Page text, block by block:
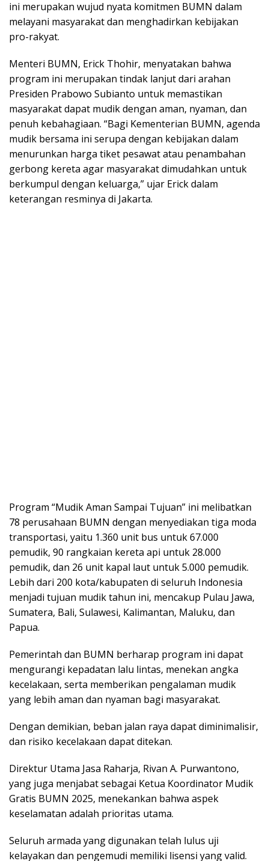
ini merupakan wujud nyata komitmen BUMN dalam
melayani masyarakat dan menghadirkan kebijakan
pro-rakyat.
Menteri BUMN, Erick Thohir, menyatakan bahwa
program ini merupakan tindak lanjut dari arahan
Presiden Prabowo Subianto untuk memastikan
masyarakat dapat mudik dengan aman, nyaman, dan
penuh kebahagiaan. “Bagi Kementerian BUMN, agenda
mudik bersama ini serupa dengan kebijakan dalam
menurunkan harga tiket pesawat atau penambahan
gerbong kereta agar masyarakat dimudahkan untuk
berkumpul dengan keluarga,” ujar Erick dalam
keterangan resminya di Jakarta.
Program “Mudik Aman Sampai Tujuan” ini melibatkan
78 perusahaan BUMN dengan menyediakan tiga moda
transportasi, yaitu 1.360 unit bus untuk 67.000
pemudik, 90 rangkaian kereta api untuk 28.000
pemudik, dan 26 unit kapal laut untuk 5.000 pemudik.
Lebih dari 200 kota/kabupaten di seluruh Indonesia
menjadi tujuan mudik tahun ini, mencakup Pulau Jawa,
Sumatera, Bali, Sulawesi, Kalimantan, Maluku, dan
Papua.
Pemerintah dan BUMN berharap program ini dapat
mengurangi kepadatan lalu lintas, menekan angka
kecelakaan, serta memberikan pengalaman mudik
yang lebih aman dan nyaman bagi masyarakat.
Dengan demikian, beban jalan raya dapat diminimalisir,
dan risiko kecelakaan dapat ditekan.
Direktur Utama Jasa Raharja, Rivan A. Purwantono,
yang juga menjabat sebagai Ketua Koordinator Mudik
Gratis BUMN 2025, menekankan bahwa aspek
keselamatan adalah prioritas utama.
Seluruh armada yang digunakan telah lulus uji
kelayakan dan pengemudi memiliki lisensi yang valid.